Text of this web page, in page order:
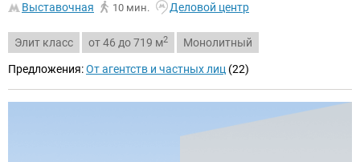
Выставочная 10 мин. Деловой центр
Элит класс от 46 до 719 м2 Монолитный
Предложения:От агентств и частных лиц (22)